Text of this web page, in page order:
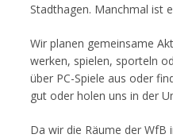
Stadthagen. Manchmal ist
Wir planen gemeinsame
werken, spielen, sporteln
über PC-Spiele aus oder
gut oder holen uns in der
Da wir die Räume der WfB